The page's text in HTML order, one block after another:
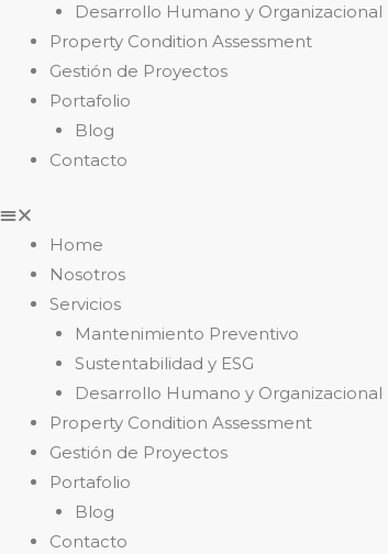
Desarrollo Humano y Organizacional
Property Condition Assessment
Gestión de Proyectos
Portafolio
Blog
Contacto
Home
Nosotros
Servicios
Mantenimiento Preventivo
Sustentabilidad y ESG
Desarrollo Humano y Organizacional
Property Condition Assessment
Gestión de Proyectos
Portafolio
Blog
Contacto